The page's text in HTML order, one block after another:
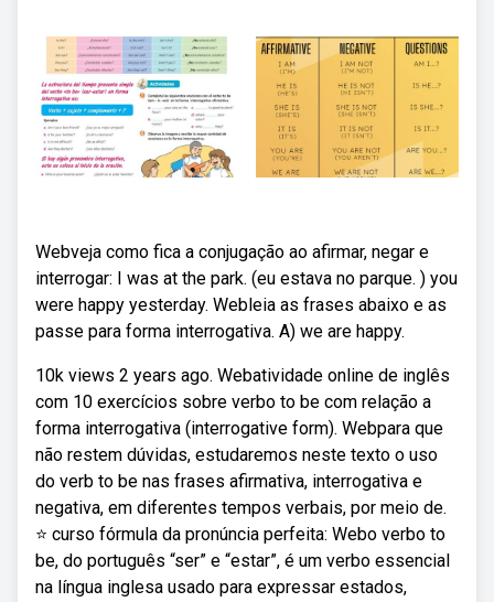
Webveja como fica a conjugação ao afirmar, negar e
interrogar: I was at the park. (eu estava no parque. ) you
were happy yesterday. Webleia as frases abaixo e as
passe para forma interrogativa. A) we are happy.
10k views 2 years ago. Webatividade online de inglês
com 10 exercícios sobre verbo to be com relação a
forma interrogativa (interrogative form). Webpara que
não restem dúvidas, estudaremos neste texto o uso
do verb to be nas frases afirmativa, interrogativa e
negativa, em diferentes tempos verbais, por meio de.
⭐ curso fórmula da pronúncia perfeita: Webo verbo to
be, do português “ser” e “estar”, é um verbo essencial
na língua inglesa usado para expressar estados,